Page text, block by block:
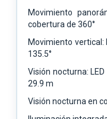
Movimiento
cobertura de 360°
Movimiento vertical:
135.5°
Visión nocturna:
29.9 m
Visión nocturna en